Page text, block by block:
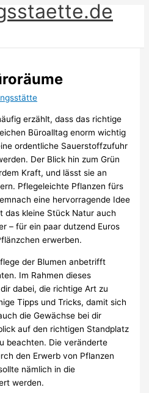
erzählt, dass das richtige
Büroalltag enorm wichtig
ordentliche Sauerstoffzufuhr
Der Blick hin zum Grün
Kraft, und lässt sie an
Pflegeleichte Pflanzen fürs
eine hervorragende Idee
das kleine Stück Natur auch
– für ein paar dutzend Euros
erwerben.
der Blumen anbetrifft
Im Rahmen dieses
dabei, die richtige Art zu
Tipps und Tricks, damit sich
die Gewächse bei dir
auf den richtigen Standplatz
beachten. Die veränderte
den Erwerb von Pflanzen
nämlich in die
werden.